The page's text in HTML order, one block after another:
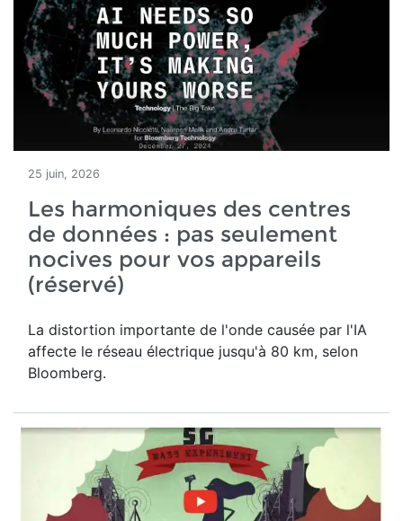
25 juin, 2026
Les harmoniques des centres
de données : pas seulement
nocives pour vos appareils
(réservé)
La distortion importante de l'onde causée par l'IA
affecte le réseau électrique jusqu'à 80 km, selon
Bloomberg.